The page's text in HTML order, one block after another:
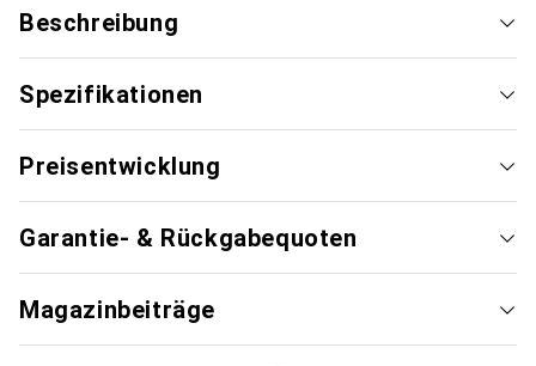
Beschreibung
Spezifikationen
Preisentwicklung
Garantie- & Rückgabequoten
Magazinbeiträge